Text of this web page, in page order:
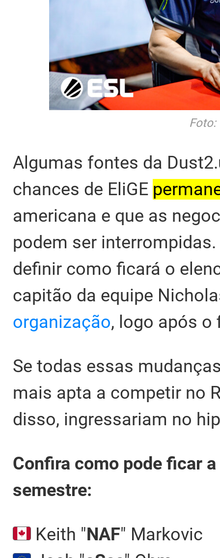
Foto:
Algumas fontes da
chances de EliGE
americana e que as
podem ser
definir como ficará o
capitão da equipe
organização, logo após
Se todas essas
mais apta a competir no
disso, ingressariam no
Confira como pode ficar
semestre:
Keith "NAF" Markovic